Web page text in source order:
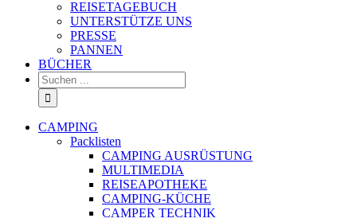
REISETAGEBUCH
UNTERSTÜTZE UNS
PRESSE
PANNEN
BÜCHER
Suche
nach:
CAMPING
Packlisten
CAMPING AUSRÜSTUNG
MULTIMEDIA
REISEAPOTHEKE
CAMPING-KÜCHE
CAMPER TECHNIK